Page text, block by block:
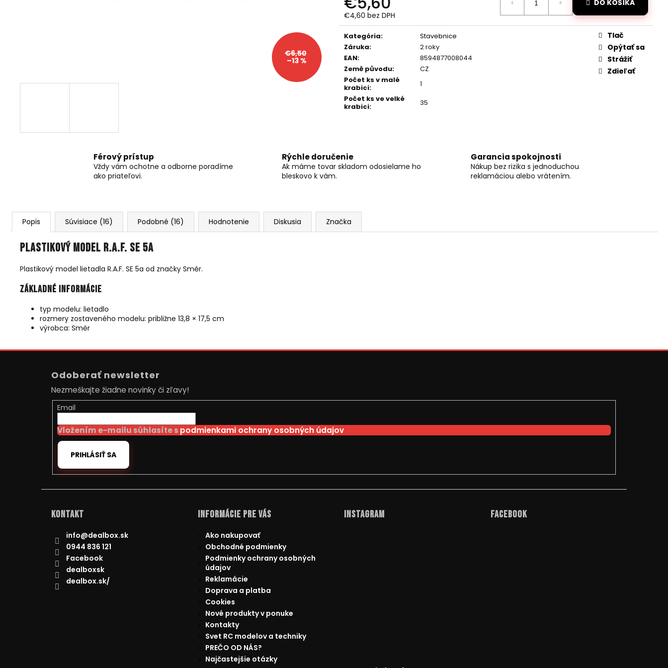
€4,60 bez DPH
Jednotková
cena:
DO KOŠÍKA
Kategória:
Stavebnice
Záruka:
2 roky
EAN:
8594877008044
Země původu:
CZ
Počet ks v malé
krabici:
1
Počet ks ve velké
krabici: 35
Tlač
Opýtať sa
Strážiť
Zdieľať
€6,50
–13 %
Férový prístup
Vždy vám ochotne a odborne poradíme
ako priateľovi.
Rýchle doručenie
Ak máme tovar skladom odosielame ho
bleskovo k vám.
Garancia spokojnosti
Nákup bez rizika s jednoduchou
reklamáciou alebo vrátením.
Popis Súvisiace (16) Podobné (16) Hodnotenie Diskusia Značka
Plastikový model R.A.F. SE 5a
Plastikový model lietadla R.A.F. SE 5a od značky Směr.
Základné informácie
typ modelu: lietadlo
rozmery zostaveného modelu: približne 13,8 × 17,5 cm
výrobca: Směr
RC DRIFTOVACIE AUTO HB-DRIFT CAR RC DRIFTOVACIE AUTO HB-DRIFT CAR DIAĽKOVO OVLÁDANÝ JCB TRAKTOR
BAGER 1:20 RTR 2,4GHZ
€59
Pôvodne:€66
Odoberať newsletter
Nezmeškajte žiadne novinky či zľavy!
Email
Vložením e-mailu súhlasíte s podmienkami ochrany osobných údajov
PRIHLÁSIŤ SA
Kontakt
info@dealbox.sk
0944 836 121
Facebook
dealboxsk
dealbox.sk/
Informácie pre Vás
Ako nakupovať
Obchodné podmienky
Podmienky ochrany osobných
údajov
Reklamácie
Doprava a platba
Cookies
Nové produkty v ponuke
Kontakty
Svet RC modelov a techniky
PREČO OD NÁS?
Najčastejšie otázky
Instagram Facebook